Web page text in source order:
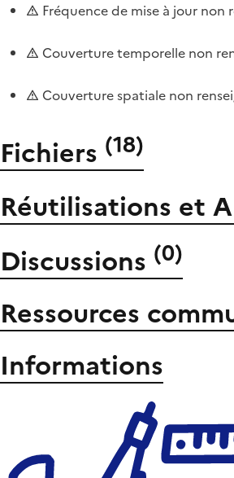
Fréquence de mise à jour non
Couverture temporelle non
Couverture spatiale non
Fichiers (18)
Réutilisations et
Discussions (0)
Ressources
Informations